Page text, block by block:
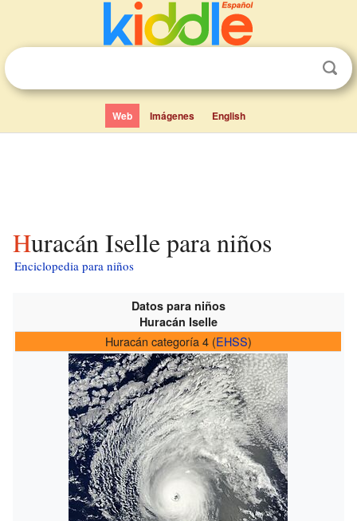
Web Imágenes English
Huracán Iselle para niños
Enciclopedia para niños
Datos para niños
Huracán Iselle
Huracán categoría 4 (EHSS)